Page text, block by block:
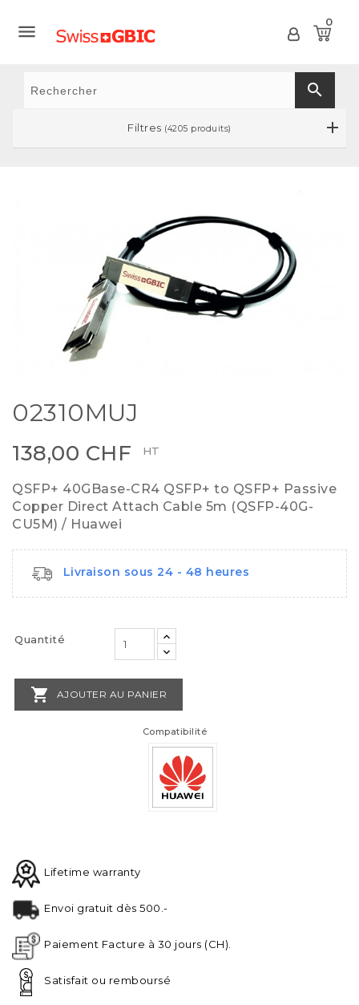
 0
search
Filtres (4205 produits)
02310MUJ
138,00 CHF HT
QSFP+ 40GBase-CR4 QSFP+ to QSFP+ Passive
Copper Direct Attach Cable 5m (QSFP-40G-
CU5M) / Huawei
Livraison sous 24 - 48 heures
Quantité
 AJOUTER AU PANIER
Compatibilité
Lifetime warranty
Envoi gratuit dès 500.-
Paiement Facture à 30 jours (CH).
Satisfait ou remboursé